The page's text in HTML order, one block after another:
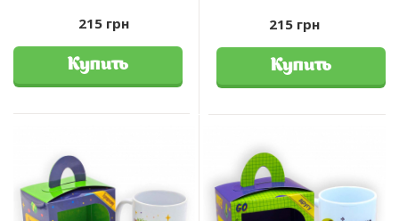
215 грн
Купить
215 грн
Купить